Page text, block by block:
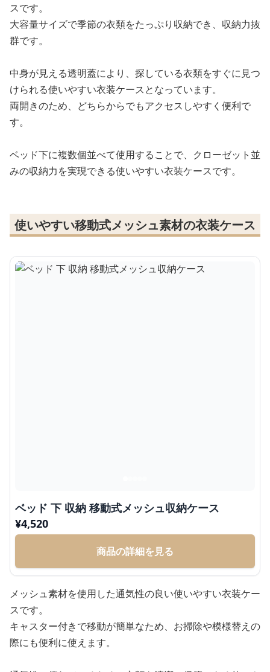
スです。
大容量サイズで季節の衣類をたっぷり収納でき、収納力抜
群です。
中身が見える透明蓋により、探している衣類をすぐに見つ
けられる使いやすい衣装ケースとなっています。
両開きのため、どちらからでもアクセスしやすく便利で
す。
ベッド下に複数個並べて使用することで、クローゼット並
みの収納力を実現できる使いやすい衣装ケースです。
使いやすい移動式メッシュ素材の衣装ケース
ベッド 下 収納 移動式メッシュ収納ケース
¥4,520
商品の詳細を見る
メッシュ素材を使用した通気性の良い使いやすい衣装ケー
スです。
キャスター付きで移動が簡単なため、お掃除や模様替えの
際にも便利に使えます。